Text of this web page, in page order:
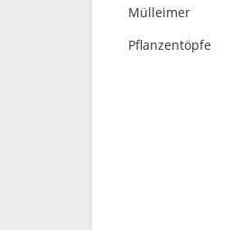
Mülleimer
Pflanzentöpfe